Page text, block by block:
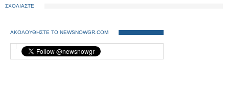
ΣΧΟΛΙΑΣΤΕ
ΑΚΟΛΟΥΘΗΣΤΕ ΤΟ NEWSNOWGR.COM